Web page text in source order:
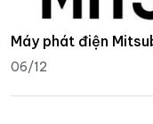
Máy phát điện
06/12